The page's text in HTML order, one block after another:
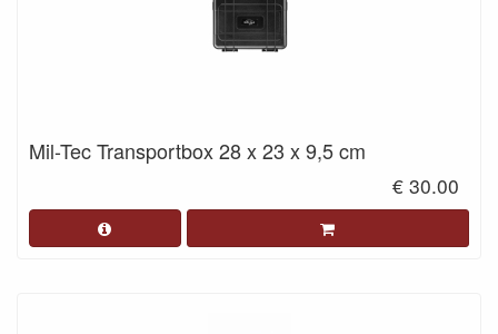
Mil-Tec Transportbox 28 x 23 x 9,5 cm
€ 30.00